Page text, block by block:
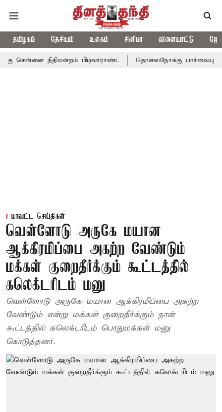
தமிழகம் தேசியம் உலகம் சினிமா விளையாட்டு
நீதிமன்றம் பிடிவாராண்ட் தொலைநோக்கு பார்வையுடன் கூடிய
மாவட்ட செய்திகள்
வெள்ளோடு அருகே மயான
ஆக்கிரமிப்பை அகற்ற வேண்டும்
மக்கள் குறைதீர்க்கும் கூட்டத்தில்
கலெக்டரிடம் மனு
வெள்ளோடு அருகே மயான ஆக்கிரமிப்பை அகற்ற
வேண்டும் என்று மக்கள் குறைதீர்க்கும் நாள்
கூட்டத்தில் கலெக்டரிடம் பொதுமக்கள் மனு
கொடுத்தனர்.